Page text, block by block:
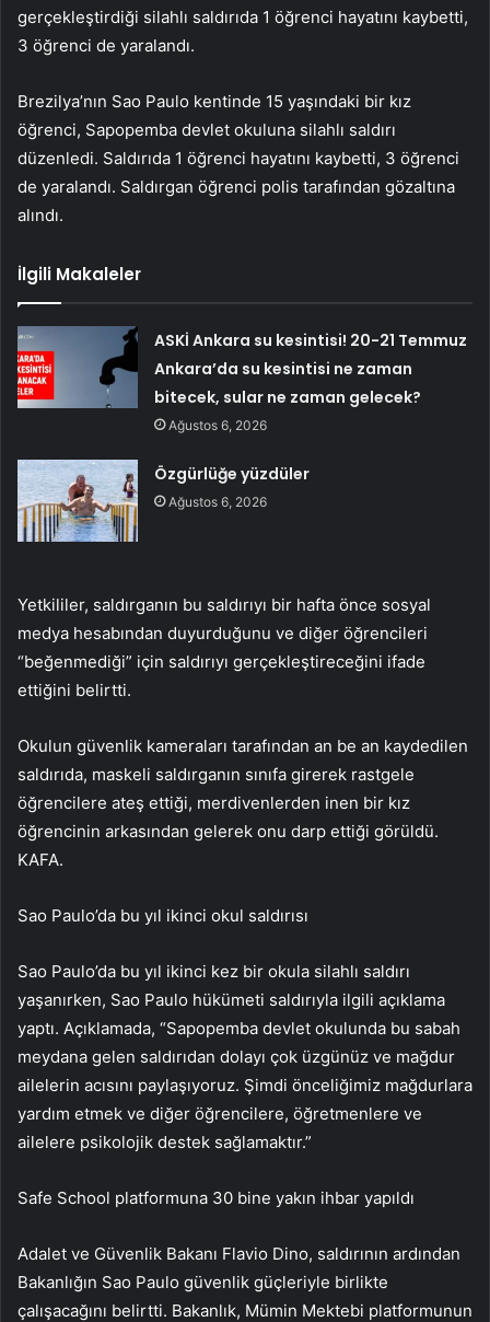
gerçekleştirdiği silahlı saldırıda 1 öğrenci hayatını kaybetti,
3 öğrenci de yaralandı.
Brezilya’nın Sao Paulo kentinde 15 yaşındaki bir kız
öğrenci, Sapopemba devlet okuluna silahlı saldırı
düzenledi. Saldırıda 1 öğrenci hayatını kaybetti, 3 öğrenci
de yaralandı. Saldırgan öğrenci polis tarafından gözaltına
alındı.
İlgili Makaleler
ASKİ Ankara su kesintisi! 20-21 Temmuz
Ankara’da su kesintisi ne zaman
bitecek, sular ne zaman gelecek?
Ağustos 6, 2026
Özgürlüğe yüzdüler
Ağustos 6, 2026
Yetkililer, saldırganın bu saldırıyı bir hafta önce sosyal
medya hesabından duyurduğunu ve diğer öğrencileri
“beğenmediği” için saldırıyı gerçekleştireceğini ifade
ettiğini belirtti.
Okulun güvenlik kameraları tarafından an be an kaydedilen
saldırıda, maskeli saldırganın sınıfa girerek rastgele
öğrencilere ateş ettiği, merdivenlerden inen bir kız
öğrencinin arkasından gelerek onu darp ettiği görüldü.
KAFA.
Sao Paulo’da bu yıl ikinci okul saldırısı
Sao Paulo’da bu yıl ikinci kez bir okula silahlı saldırı
yaşanırken, Sao Paulo hükümeti saldırıyla ilgili açıklama
yaptı. Açıklamada, “Sapopemba devlet okulunda bu sabah
meydana gelen saldırıdan dolayı çok üzgünüz ve mağdur
ailelerin acısını paylaşıyoruz. Şimdi önceliğimiz mağdurlara
yardım etmek ve diğer öğrencilere, öğretmenlere ve
ailelere psikolojik destek sağlamaktır.”
Safe School platformuna 30 bine yakın ihbar yapıldı
Adalet ve Güvenlik Bakanı Flavio Dino, saldırının ardından
Bakanlığın Sao Paulo güvenlik güçleriyle birlikte
çalışacağını belirtti. Bakanlık, Mümin Mektebi platformunun